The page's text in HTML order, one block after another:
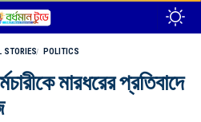
STORIES POLITICS
মারধরের প্রতিবাদে